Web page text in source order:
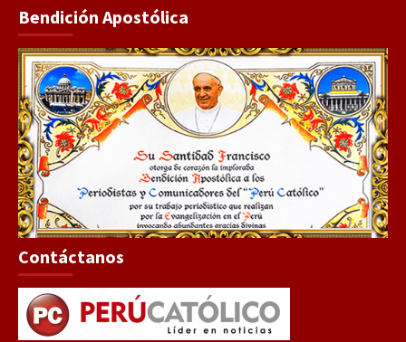
Bendición Apostólica
Contáctanos